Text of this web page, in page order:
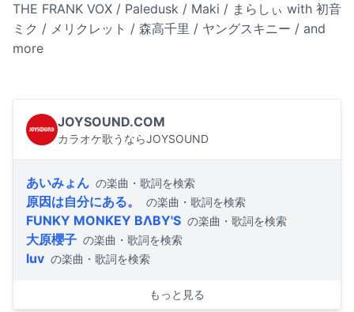
THE FRANK VOX / Paledusk / Maki / まらしぃ with 初音
ミク / メリクレット / 森高千里 / ヤングスキニー / and
more
JOYSOUND.COM
カラオケ歌うならJOYSOUND
あいみょん の楽曲・歌詞を検索
原因は自分にある。 の楽曲・歌詞を検索
FUNKY MONKEY BΛBY'S の楽曲・歌詞を検索
大原櫻子 の楽曲・歌詞を検索
luv の楽曲・歌詞を検索
もっと見る